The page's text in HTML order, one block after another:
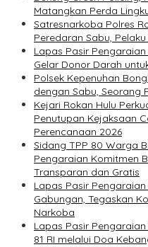
Matangkan Perda
Satresnarkoba Polres
Peredaran Sabu,
Lapas Pasir Pengaraian
Gelar Donor Darah
Polsek Kepenuhan
dengan Sabu, Seorang
Kejari Rokan Hulu
Penutupan Kejaksaan
Perencanaan 2026
Sidang TPP 80 Warga
Pengaraian Komitmen
Transparan dan Gratis
Lapas Pasir
Gabungan, Tegaskan
Narkoba
Lapas Pasir
81 RI melalui Doa